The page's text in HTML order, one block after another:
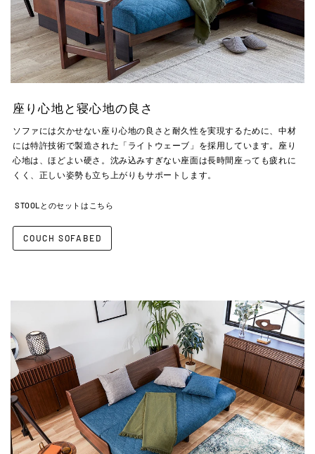
座り心地と寝心地の良さ
ソファには欠かせない座り心地の良さと耐久性を実現するために、中材
には特許技術で製造された「ライトウェーブ」を採用しています。座り
心地は、ほどよい硬さ。沈み込みすぎない座面は長時間座っても疲れに
くく、正しい姿勢も立ち上がりもサポートします。
STOOLとのセットはこちら
COUCH SOFABED